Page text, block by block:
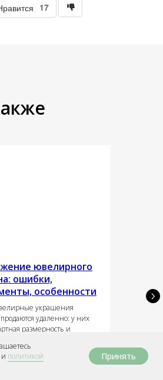
17
ювелирного
ошибки,
особенности
украшения
удаленно: у них
размерность и
использовать для
продаж, рассказываем в
политикой
Принять